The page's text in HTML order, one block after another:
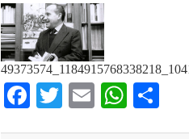
Facebook
TwitterEmail